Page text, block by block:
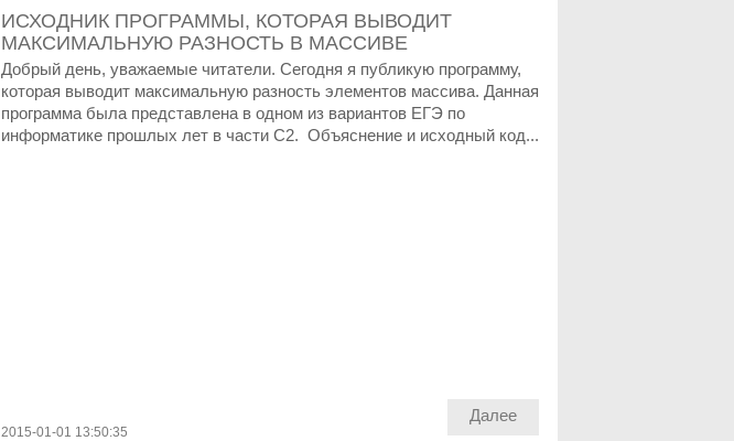
ИСХОДНИК ПРОГРАММЫ, КОТОРАЯ ВЫВОДИТ
МАКСИМАЛЬНУЮ РАЗНОСТЬ В МАССИВЕ
Добрый день, уважаемые читатели. Сегодня я публикую программу,
которая выводит максимальную разность элементов массива. Данная
программа была представлена в одном из вариантов ЕГЭ по
информатике прошлых лет в части C2. Объяснение и исходный код...
2015-01-01 13:50:35
Далее